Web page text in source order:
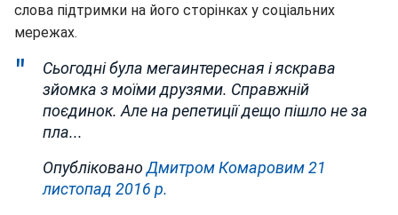
слова підтримки на його сторінках у соціальних
мережах.
Сьогодні була мегаинтересная і яскрава
зйомка з моїми друзями. Справжній
поєдинок. Але на репетиції дещо пішло не за
пла...
ОпублікованоДмитром Комаровим21
листопад 2016 р.